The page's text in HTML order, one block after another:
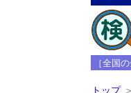
［全国
トップ